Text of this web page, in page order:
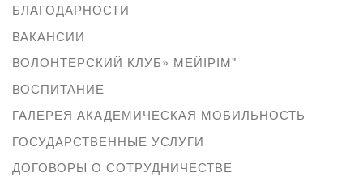
БЛАГОДАРНОСТИ
ВАКАНСИИ
ВОЛОНТЕРСКИЙ КЛУБ» МЕЙІРІМ"
ВОСПИТАНИЕ
ГАЛЕРЕЯ АКАДЕМИЧЕСКАЯ МОБИЛЬНОСТЬ
ГОСУДАРСТВЕННЫЕ УСЛУГИ
ДОГОВОРЫ О СОТРУДНИЧЕСТВЕ